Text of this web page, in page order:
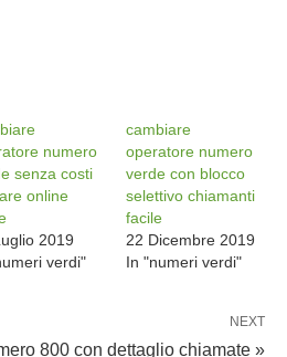
numero
senza costi
online
2019
verdi"
cambiare
operatore numero
verde con blocco
selettivo chiamanti
facile
22 Dicembre 2019
In "numeri verdi"
NEXT
800 con dettaglio chiamate »